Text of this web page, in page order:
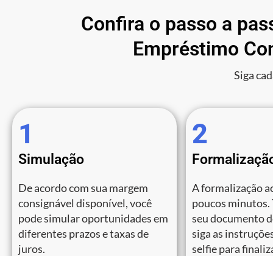
Confira o passo a
Empréstimo
Siga
1
Simulação
De acordo com sua margem
consignável disponível, você
pode simular oportunidades em
diferentes prazos e taxas de
juros.
2
A formalização
poucos minutos.
seu documento
siga as
selfie para